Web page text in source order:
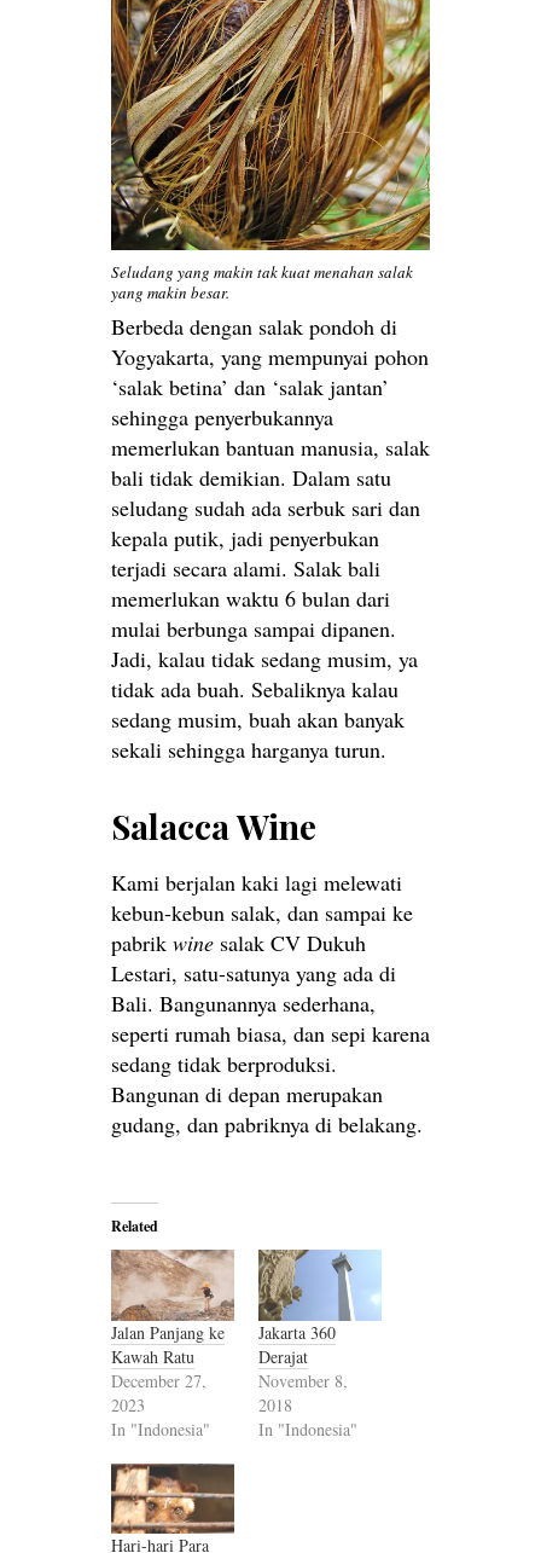
Seludang yang makin tak kuat menahan salak
yang makin besar.
Berbeda dengan salak pondoh di
Yogyakarta, yang mempunyai pohon
‘salak betina’ dan ‘salak jantan’
sehingga penyerbukannya
memerlukan bantuan manusia, salak
bali tidak demikian. Dalam satu
seludang sudah ada serbuk sari dan
kepala putik, jadi penyerbukan
terjadi secara alami. Salak bali
memerlukan waktu 6 bulan dari
mulai berbunga sampai dipanen.
Jadi, kalau tidak sedang musim, ya
tidak ada buah. Sebaliknya kalau
sedang musim, buah akan banyak
sekali sehingga harganya turun.
Salacca Wine
Kami berjalan kaki lagi melewati
kebun-kebun salak, dan sampai ke
pabrik wine salak CV Dukuh
Lestari, satu-satunya yang ada di
Bali. Bangunannya sederhana,
seperti rumah biasa, dan sepi karena
sedang tidak berproduksi.
Bangunan di depan merupakan
gudang, dan pabriknya di belakang.
Related
Jalan Panjang ke
Kawah Ratu
December 27,
2023
In "Indonesia"
Jakarta 360
Derajat
November 8,
2018
In "Indonesia"
Hari-hari Para